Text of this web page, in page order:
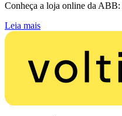
Conheça a loja online da
Leia mais